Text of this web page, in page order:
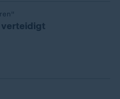
verteidigt